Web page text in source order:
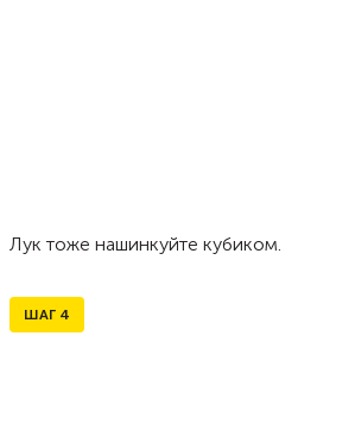
Лук тоже нашинкуйте кубиком.
ШАГ 4